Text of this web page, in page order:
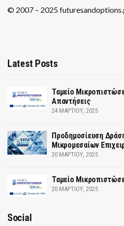
© 2007 – 2025
Latest Posts
Ταμείο
Απαντήσεις
24 ΜΑΡΤΊΟΥ, 2025
Προδημοσίευση
Μικρομεσαίων
20 ΜΑΡΤΊΟΥ, 2025
Ταμείο
20 ΜΑΡΤΊΟΥ, 2025
Social